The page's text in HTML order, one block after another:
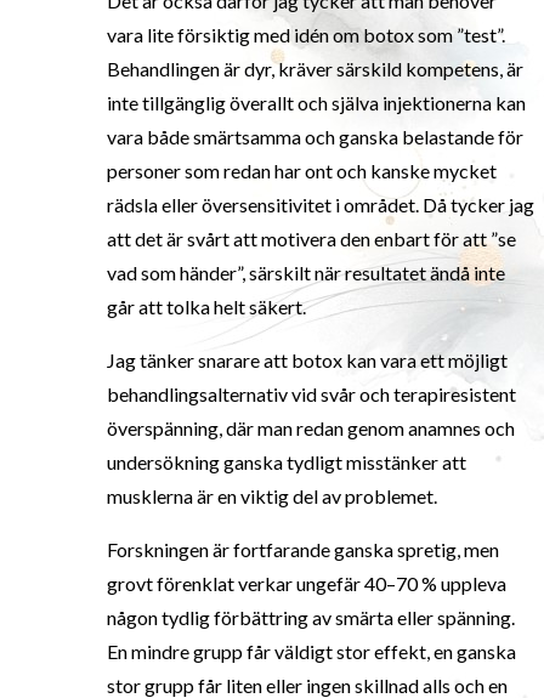
vara lite försiktig med idén om botox som ”test”.
Behandlingen är dyr, kräver särskild kompetens, är
inte tillgänglig överallt och själva injektionerna kan
vara både smärtsamma och ganska belastande för
personer som redan har ont och kanske mycket
rädsla eller översensitivitet i området. Då tycker jag
att det är svårt att motivera den enbart för att ”se
vad som händer”, särskilt när resultatet ändå inte
går att tolka helt säkert.
Jag tänker snarare att botox kan vara ett möjligt
behandlingsalternativ vid svår och terapiresistent
överspänning, där man redan genom anamnes och
undersökning ganska tydligt misstänker att
musklerna är en viktig del av problemet.
Forskningen är fortfarande ganska spretig, men
grovt förenklat verkar ungefär 40–70 % uppleva
någon tydlig förbättring av smärta eller spänning.
En mindre grupp får väldigt stor effekt, en ganska
stor grupp får liten eller ingen skillnad alls och en